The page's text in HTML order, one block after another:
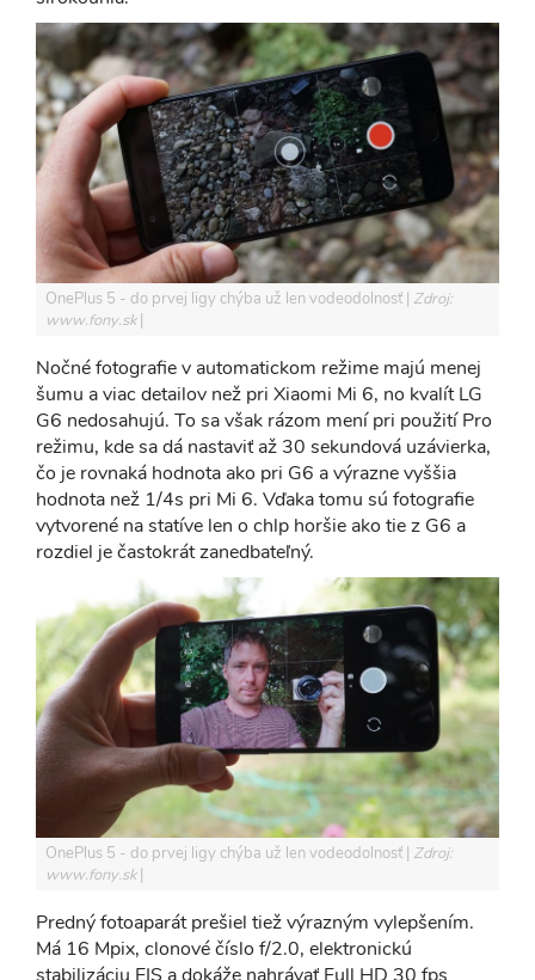
OnePlus 5 - do prvej ligy chýba už len vodeodolnosť Zdroj:
www.fony.sk
Nočné fotografie v automatickom režime majú menej
šumu a viac detailov než pri Xiaomi Mi 6, no kvalít LG
G6 nedosahujú. To sa však rázom mení pri použití Pro
režimu, kde sa dá nastaviť až 30 sekundová uzávierka,
čo je rovnaká hodnota ako pri G6 a výrazne vyššia
hodnota než 1/4s pri Mi 6. Vďaka tomu sú fotografie
vytvorené na statíve len o chlp horšie ako tie z G6 a
rozdiel je častokrát zanedbateľný.
OnePlus 5 - do prvej ligy chýba už len vodeodolnosť Zdroj:
www.fony.sk
Predný fotoaparát prešiel tiež výrazným vylepšením.
Má 16 Mpix, clonové číslo f/2.0, elektronickú